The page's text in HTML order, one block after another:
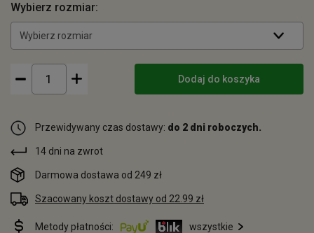
Wybierz rozmiar:
Wybierz rozmiar
Dodaj do koszyka
Przewidywany czas dostawy: do 2 dni roboczych.
14 dni na zwrot
Darmowa dostawa od 249 zł
Szacowany koszt dostawy od 22.99 zł
Metody płatności: wszystkie